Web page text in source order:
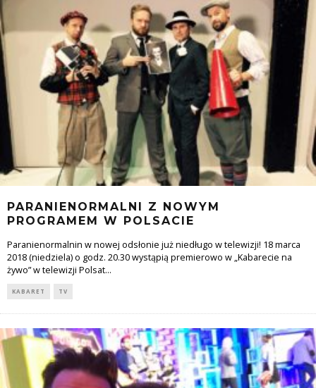
PARANIENORMALNI Z NOWYM
PROGRAMEM W POLSACIE
Paranienormalnin w nowej odsłonie już niedługo w telewizji! 18 marca
2018 (niedziela) o godz. 20.30 wystąpią premierowo w „Kabarecie na
żywo” w telewizji Polsat...
KABARET TV